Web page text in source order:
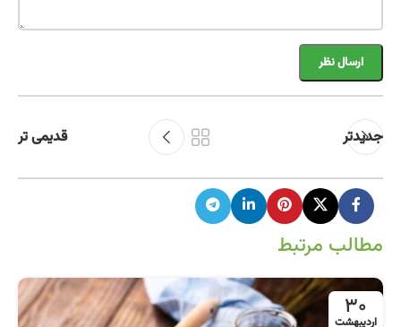
جدیدتر قدیمی تر
مطالب مرتبط
30
اردیبهشت